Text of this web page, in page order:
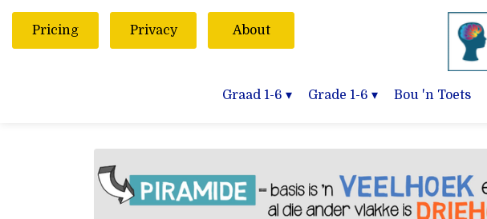
Pricing Privacy About
Graad 1-6 ▾ Grade 1-6 ▾ Bou 'n Toets